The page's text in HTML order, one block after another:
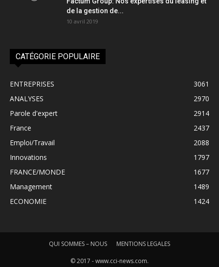
de la gestion de...
10 avril 2019
CATÉGORIE POPULAIRE
ENTREPRISES
3061
ANALYSES
2970
Parole d'expert
2914
France
2437
Emploi/Travail
2088
Innovations
1797
FRANCE/MONDE
1677
Management
1489
ECONOMIE
1424
QUI SOMMES – NOUS MENTIONS LEGALES
© 2017 - www.cci-news.com.